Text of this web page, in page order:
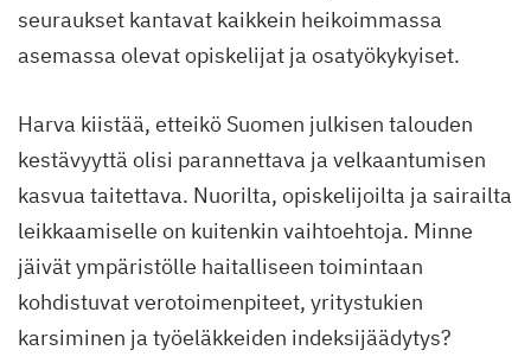
seuraukset kantavat kaikkein heikoimmassa
asemassa olevat opiskelijat ja osatyökykyiset.
Harva kiistää, etteikö Suomen julkisen talouden
kestävyyttä olisi parannettava ja velkaantumisen
kasvua taitettava. Nuorilta, opiskelijoilta ja sairailta
leikkaamiselle on kuitenkin vaihtoehtoja. Minne
jäivät ympäristölle haitalliseen toimintaan
kohdistuvat verotoimenpiteet, yritystukien
karsiminen ja työeläkkeiden indeksijäädytys?